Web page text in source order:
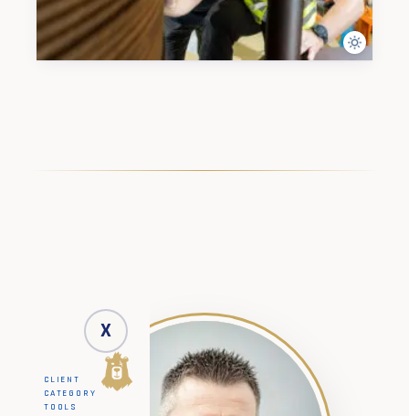
X
CLIENT
CATEGORY
TOOLS